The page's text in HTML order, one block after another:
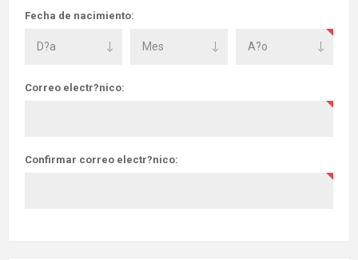
Fecha de nacimiento:
Correo electr?nico:
Confirmar correo electr?nico: